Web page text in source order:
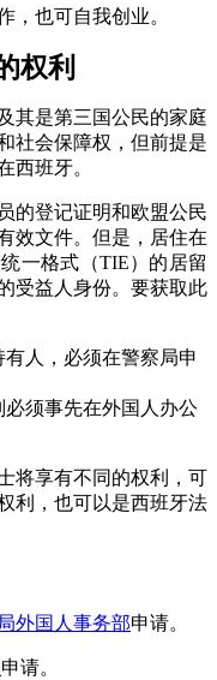
，也可自我创业。
权利
其是第三国公民的家庭
社会保障权，但前提是
西班牙。
的登记证明和欧盟公民
效文件。但是，居住在
一格式（TIE）的居留
受益人身份。要获取此
人，必须在警察局申
须事先在外国人办公
将享有不同的权利，可
利，也可以是西班牙法
外国人事务部申请。
申请。